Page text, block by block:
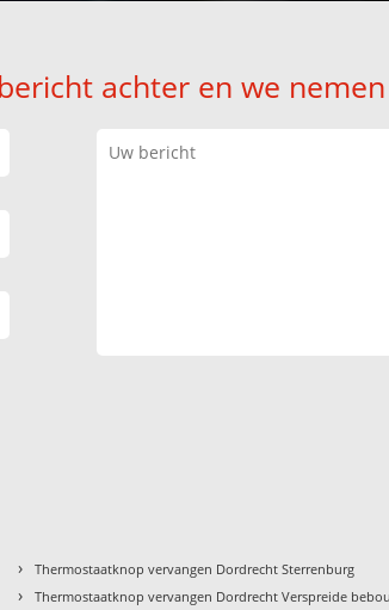
achter en we
› Thermostaatknop vervangen Dordrecht Sterrenburg
› Thermostaatknop vervangen Dordrecht Verspreide